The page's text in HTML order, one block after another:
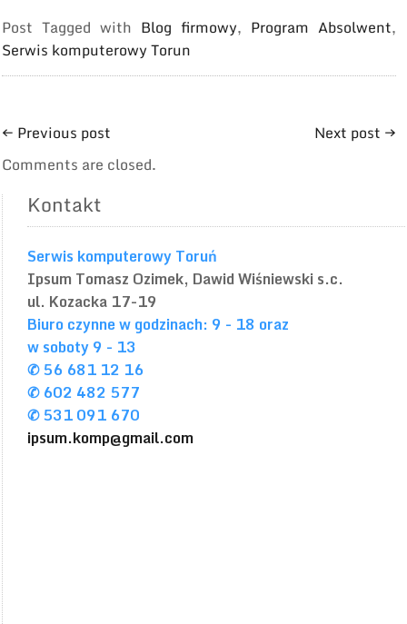
Post Tagged with Blog firmowy, Program Absolwent,
Serwis komputerowy Torun
← Previous post Next post →
Comments are closed.
Kontakt
Serwis komputerowy Toruń
Ipsum Tomasz Ozimek, Dawid Wiśniewski s.c.
ul. Kozacka 17-19
Biuro czynne w godzinach: 9 - 18 oraz
w soboty 9 - 13
✆ 56 681 12 16
✆ 602 482 577
✆ 531 091 670
ipsum.komp@gmail.com